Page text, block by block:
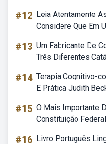
#12 Leia Atentamente
Considere Que Em
#13 Um Fabricante De
Três Diferentes
#14 Terapia Cognitivo-
E Prática Judith
#15 O Mais Importante
Constituição
#16 Livro Português